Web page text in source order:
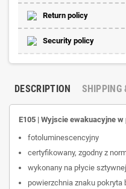
Return policy
Security policy
DESCRIPTION SHIPPING
E105 | Wyjscie ewakuacyjne w
fotoluminescencyjny
certyfikowany, zgodny z
wykonany na płycie sztywnej
powierzchnia znaku pokryta